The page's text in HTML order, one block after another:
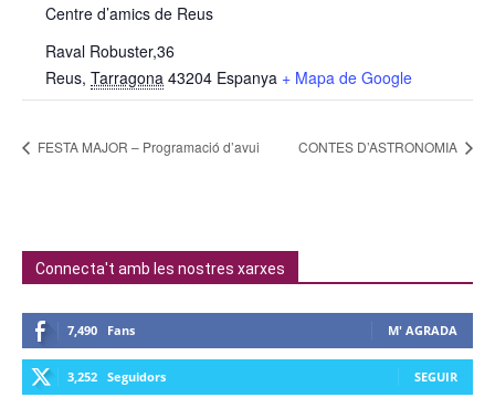
Centre d’amics de Reus
Raval Robuster,36
Reus, Tarragona 43204 Espanya + Mapa de Google
FESTA MAJOR – Programació d’avui CONTES D’ASTRONOMIA
Connecta't amb les nostres xarxes
7,490 Fans M' AGRADA
3,252 Seguidors SEGUIR